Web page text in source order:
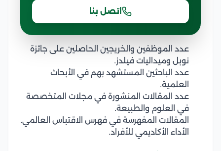
اتصل بنا
عدد الموظفين والخريجين الحاصلين على جائزة
نوبل وميداليات فيلدز.
عدد الباحثين المستشهد بهم في الأبحاث
العلمية.
عدد المقالات المنشورة في مجلات المتخصصة
في العلوم والطبيعة.
المقالات المفهرسة في فهرس الاقتباس العالمي.
الأداء الأكاديمي للأفراد.